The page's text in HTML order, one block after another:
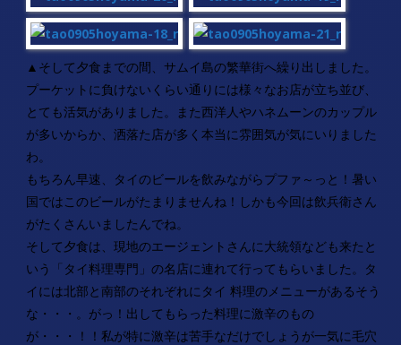
▲ そして夕食までの間、サムイ島の繁華街へ繰り出しました。
プーケットに負けないくらい通りには様々なお店が立ち並び、
とても活気がありました。また西洋人やハネムーンのカップル
が多いからか、洒落た店が多く本当に雰囲気が気にいりました
わ。
もちろん早速、タイのビールを飲みながらプファ～っと！暑い
国ではこのビールがたまりませんね！しかも今回は飲兵衛さん
がたくさんいましたんでね。
そして夕食は、現地のエージェントさんに大統領なども来たと
いう「タイ料理専門」の名店に連れて行ってもらいました。タ
イには北部と南部のそれぞれにタイ 料理のメニューがあるそう
な・・・。がっ！出してもらった料理に激辛のもの
が・・・！！私が特に激辛は苦手なだけでしょうが一気に毛穴